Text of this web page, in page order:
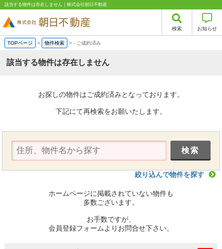
該当する物件は存在しません｜株式会社朝日不動産
検索 お知らせ
TOPページ > 物件検索 >- ご成約済み
該当する物件は存在しません
お探しの物件はご成約済みとなっております。
下記にて再検索をお願いたします。
絞り込んで物件を探す
ホームページに掲載されていない物件も
多数ございます。
お手数ですが、
会員登録フォームよりお問合せ下さい。